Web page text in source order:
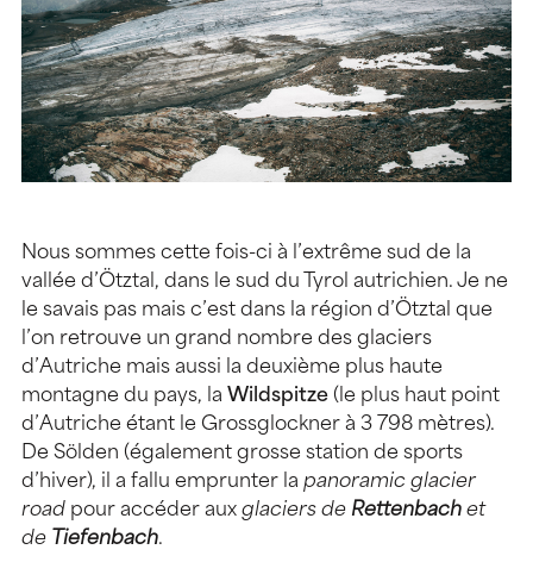
Nous sommes cette fois-ci à l’extrême sud de la
vallée d’Ötztal, dans le sud du Tyrol autrichien. Je ne
le savais pas mais c’est dans la région d’Ötztal que
l’on retrouve un grand nombre des glaciers
d’Autriche mais aussi la deuxième plus haute
montagne du pays, la Wildspitze (le plus haut point
d’Autriche étant le Grossglockner à 3 798 mètres).
De Sölden (également grosse station de sports
d’hiver), il a fallu emprunter la panoramic glacier
road pour accéder aux glaciers de Rettenbach et
de Tiefenbach.